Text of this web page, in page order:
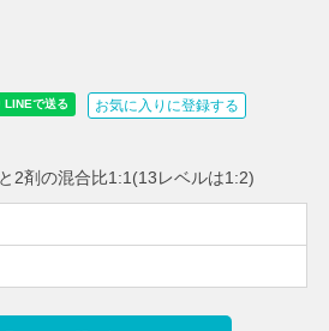
お気に入りに登録する
2剤の混合比1:1(13レベルは1:2)